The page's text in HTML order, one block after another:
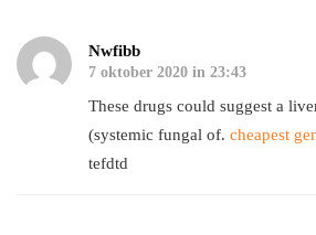
Nwfibb
7 oktober 2020 in 23:43
These drugs could suggest a
(systemic fungal of. cheapest
tefdtd